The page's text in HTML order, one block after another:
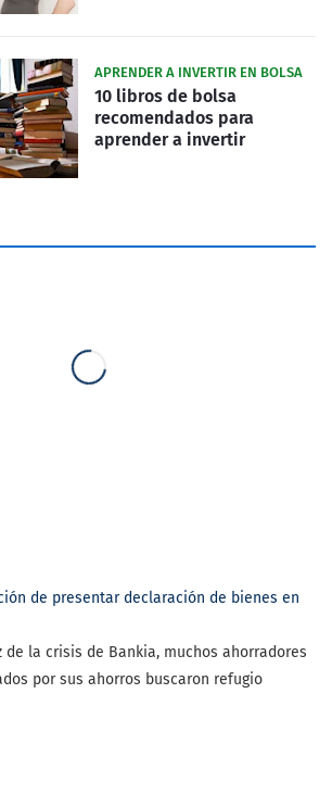
APRENDER A INVERTIR EN BOLSA
10 libros de bolsa
recomendados para
aprender a invertir
de presentar declaración de bienes en
de la crisis de Bankia, muchos ahorradores
por sus ahorros buscaron refugio